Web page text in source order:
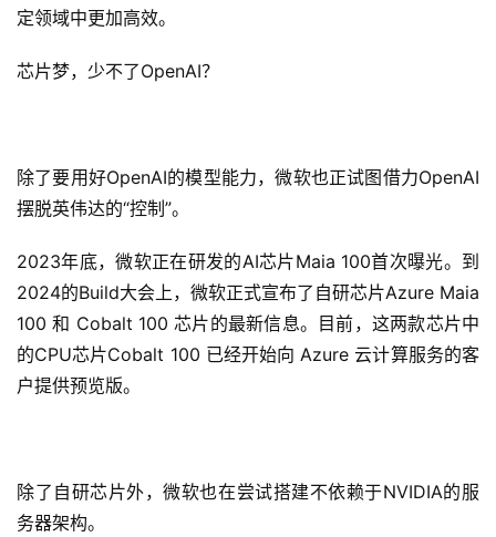
定领域中更加高效。
芯片梦，少不了OpenAI？
除了要用好OpenAI的模型能力，微软也正试图借力OpenAI
摆脱英伟达的“控制”。
2023年底，微软正在研发的AI芯片Maia 100首次曝光。到
2024的Build大会上，微软正式宣布了自研芯片Azure Maia
100 和 Cobalt 100 芯片的最新信息。目前，这两款芯片中
的CPU芯片Cobalt 100 已经开始向 Azure 云计算服务的客
户提供预览版。
除了自研芯片外，微软也在尝试搭建不依赖于NVIDIA的服
务器架构。